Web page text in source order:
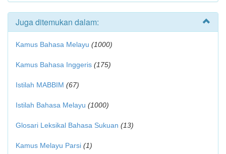
Juga ditemukan dalam:
Kamus Bahasa Melayu (1000)
Kamus Bahasa Inggeris (175)
Istilah MABBIM (67)
Istilah Bahasa Melayu (1000)
Glosari Leksikal Bahasa Sukuan (13)
Kamus Melayu Parsi (1)